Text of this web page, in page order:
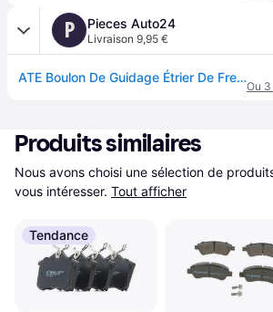
P Pieces Auto24
Livraison 9,95 €
ATE Boulon De Guidage Étrier De Frein 11.8171-0008.1 Boulon de guidage, étrier de frein VW,AUDI,MERCEDES-BENZ,Golf VII Schrägheck (5G1, BQ1, BE1, BE2)
Ou
Produits similaires
Nous avons choisi une sélection de
vous intéresser. Tout afficher
Tendance